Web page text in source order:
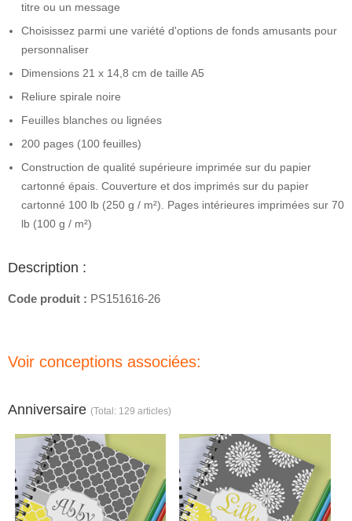
titre ou un message
Choisissez parmi une variété d'options de fonds amusants pour
personnaliser
Dimensions 21 x 14,8 cm de taille A5
Reliure spirale noire
Feuilles blanches ou lignées
200 pages (100 feuilles)
Construction de qualité supérieure imprimée sur du papier
cartonné épais. Couverture et dos imprimés sur du papier
cartonné 100 lb (250 g / m²). Pages intérieures imprimées sur 70
lb (100 g / m²)
Description :
Code produit : PS151616-26
Voir conceptions associées:
Anniversaire (Total: 129 articles)